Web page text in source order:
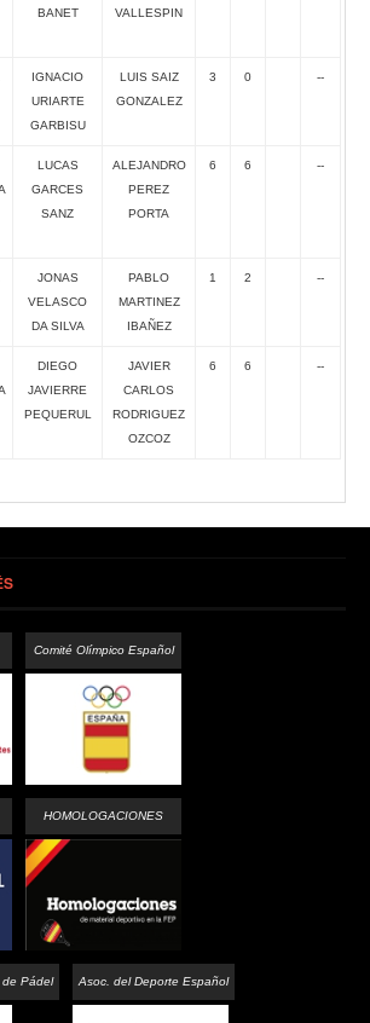
BANET
VALLESPIN
IGNACIO
URIARTE
GARBISU
LUIS SAIZ
GONZALEZ
3 0 --
LUCAS
GARCES
SANZ
ALEJANDRO
PEREZ
PORTA
6 6 --
JONAS
VELASCO
DA SILVA
PABLO
MARTINEZ
IBAÑEZ
1 2 --
DIEGO
JAVIERRE
PEQUERUL
JAVIER
CARLOS
RODRIGUEZ
OZCOZ
6 6 --
Comité Olímpico Español
HOMOLOGACIONES
de Pádel Asoc. del Deporte Español